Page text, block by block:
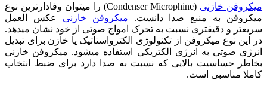
میکروفن خازنی
(Condenser Microphine) را میتوان وفادارترین نوع
میکروفن به منبع صدا دانست. میکروفن خازنی
عکس العمل
سریعتر و دقیقتری نسبت به تحرک امواج صوتی از خود نشان میدهد.
در این نوع میکروفن از تکنولوژی الکترواستاتیک یا خازن برای تبدیل
انرژی صوتی به انرژی الکتریکی استفاده میشود. میکروفن خازنی
بخاطر حساسیت بالایی که نسبت به صدا دارد برای ضبط انتخاب
کاملا مناسبی است.